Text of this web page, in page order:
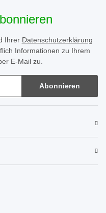
Ihrer Datenschutzerklärung
Informationen zu Ihrem
E-Mail zu.
Abonnieren